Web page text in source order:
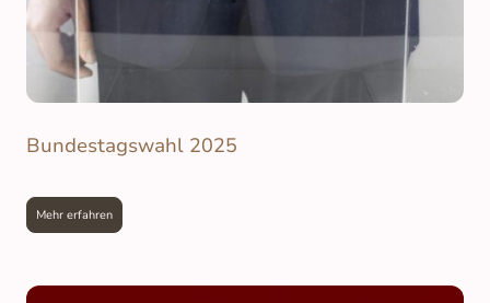
Bundestagswahl 2025
Mehr erfahren